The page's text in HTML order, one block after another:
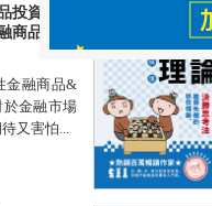
投資學：
商品與風
金融商品&
金融市場
又害怕...